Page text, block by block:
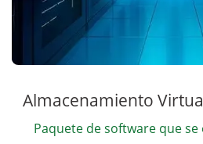
Almacenamiento
Paquete de software que se